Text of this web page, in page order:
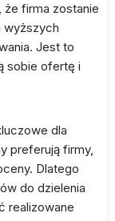
firma zostanie
wyższych
Jest to
sobie ofertę i
dla
preferują firmy,
Dlatego
do dzielenia
realizowane